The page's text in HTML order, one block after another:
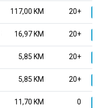
117,00 KM 20+
16,97 KM 20+
5,85 KM 20+
5,85 KM 20+
11,70 KM 0